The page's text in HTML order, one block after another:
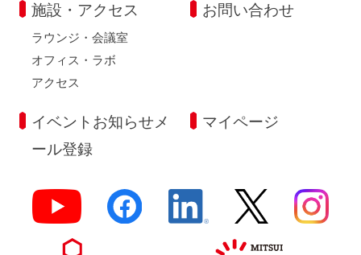
施設・アクセス
ラウンジ・会議室
オフィス・ラボ
アクセス
お問い合わせ
イベントお知らせメ
ール登録
マイページ